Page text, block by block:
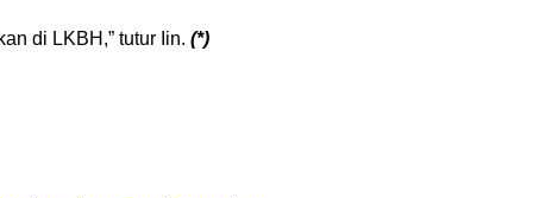
di LKBH,” tutur Iin. (*)